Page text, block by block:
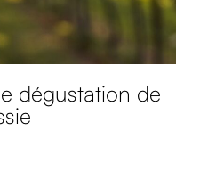
dégustation de